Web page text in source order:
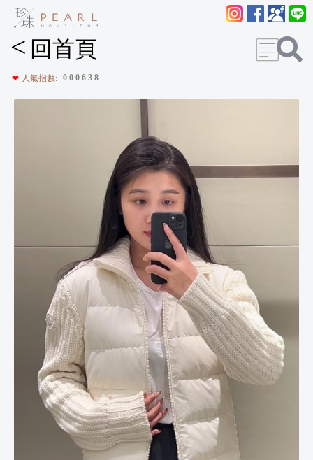
< 回首頁
❤ 人氣指數: 0 0 0 6 3 8